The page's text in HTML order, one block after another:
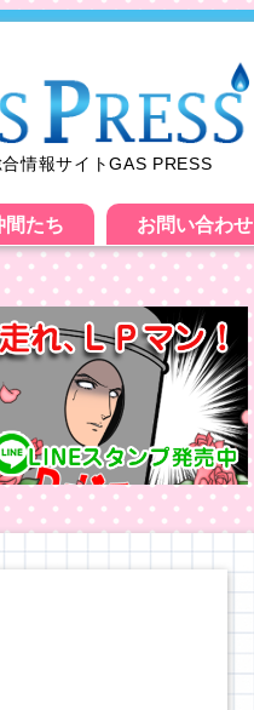
情報サイトGAS PRESS
間たち お問い合わせ